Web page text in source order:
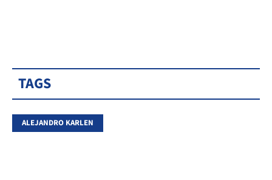
TAGS
ALEJANDRO KARLEN